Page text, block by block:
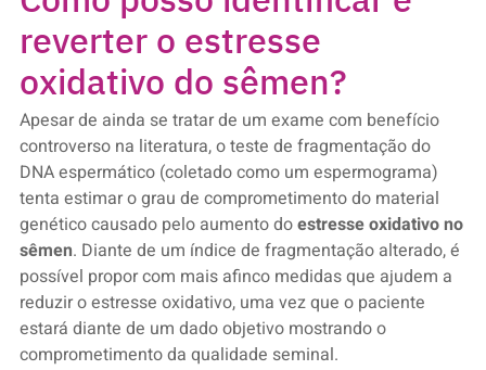
reverter o estresse
oxidativo do sêmen?
Apesar de ainda se tratar de um exame com benefício
controverso na literatura, o teste de fragmentação do
DNA espermático (coletado como um espermograma)
tenta estimar o grau de comprometimento do material
genético causado pelo aumento doestresse oxidativo no
sêmen. Diante de um índice de fragmentação alterado, é
possível propor com mais afinco medidas que ajudem a
reduzir o estresse oxidativo, uma vez que o paciente
estará diante de um dado objetivo mostrando o
comprometimento da qualidade seminal.